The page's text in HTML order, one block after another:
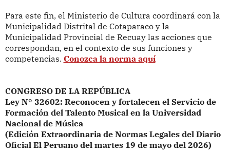
Para este fin, el Ministerio de Cultura coordinará con la
Municipalidad Distrital de Cotaparaco y la
Municipalidad Provincial de Recuay las acciones que
correspondan, en el contexto de sus funciones y
competencias. Conozca la norma aquí
CONGRESO DE LA REPÚBLICA
Ley N° 32602: Reconocen y fortalecen el Servicio de
Formación del Talento Musical en la Universidad
Nacional de Música
(Edición Extraordinaria de Normas Legales del Diario
Oficial El Peruano del martes 19 de mayo del 2026)